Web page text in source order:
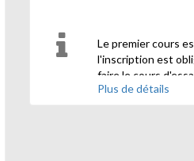
Le premier cours
l'inscription est
faire le cours
Plus de détails